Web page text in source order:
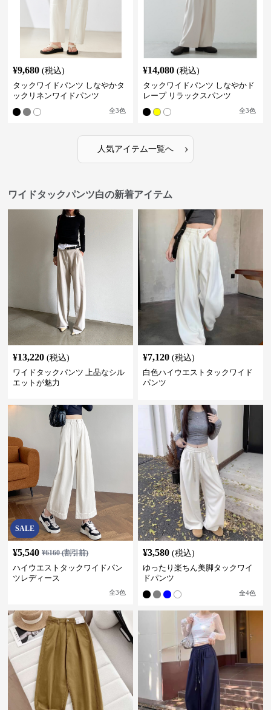
¥9,680 (税込)
タックワイドパンツ しなやかタ
ックリネンワイドパンツ
全3色
¥14,080 (税込)
タックワイドパンツ しなやかド
レープ リラックスパンツ
全3色
人気アイテム一覧へ ›
ワイドタックパンツ白の新着アイテム
¥13,220 (税込)
ワイドタックパンツ 上品なシル
エットが魅力
¥7,120 (税込)
白色ハイウエストタックワイド
パンツ
SALE
¥5,540 ¥6160(割引前)
ハイウエストタックワイドパン
ツレディース
全3色
¥3,580 (税込)
ゆったり楽ちん美脚タックワイ
ドパンツ
全4色